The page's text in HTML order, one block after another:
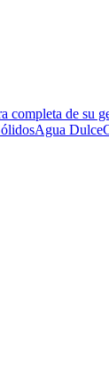
completa de su
Agua Dulce